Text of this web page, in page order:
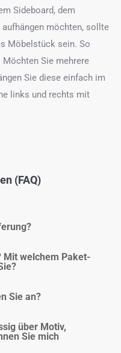
Sideboard, dem
möchten, sollte
Möbelstück sein. So
Möchten Sie mehrere
Sie diese einfach im
links und rechts mit
(FAQ)
Mit welchem Paket-
Sie an?
über Motiv,
Sie mich